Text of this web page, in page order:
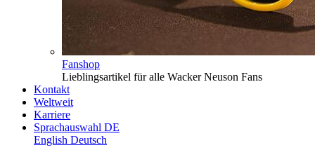
Fanshop
Lieblingsartikel für alle Wacker Neuson Fans
Kontakt
Weltweit
Karriere
Sprachauswahl DE
English Deutsch